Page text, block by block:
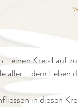
einen KreisLauf
aller... dem
in diesen